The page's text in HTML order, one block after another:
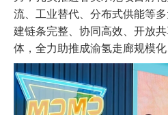
流、工业替代、分布式供能等
建链条完整、协同高效、开放
体，全力助推成渝氢走廊规模化